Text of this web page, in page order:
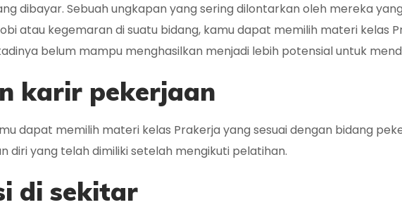
dibayar. Sebuah ungkapan yang sering dilontarkan oleh mereka
atau kegemaran di suatu bidang, kamu dapat memilih materi kelas
belum mampu menghasilkan menjadi lebih potensial untuk
karir pekerjaan
dapat memilih materi kelas Prakerja yang sesuai dengan bidang
yang telah dimiliki setelah mengikuti pelatihan.
di sekitar